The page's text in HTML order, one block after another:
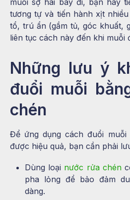
tương tự và tiến hành xịt
tổ, trú ẩn (gầm tủ, góc khuất,
liên tục cách này đến khi muỗi
Những lưu ý
đuổi muỗi
chén
Để ứng dụng cách đuổi
được hiệu quả, bạn cần phải
Dùng loại nước rửa chén
pha lỏng để bảo đảm
dàng.